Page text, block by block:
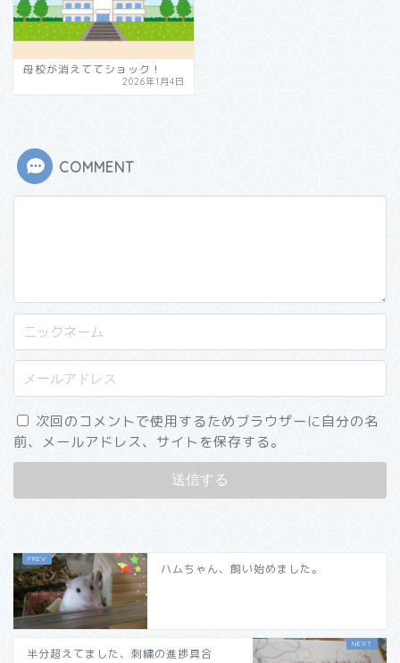
母校が消えててショック！
2026年1月4日
COMMENT
次回のコメントで使用するためブラウザーに自分の名
前、メールアドレス、サイトを保存する。
ハムちゃん、飼い始めました。
半分超えてました、刺繍の進捗具合